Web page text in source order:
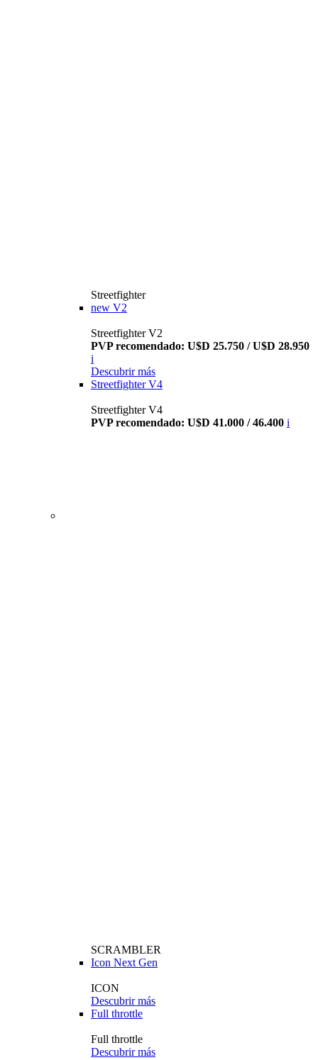
Streetfighter
new V2
Streetfighter V2
PVP recomendado: U$D 25.750 / U$D 28.950
i
Descubrir más
Streetfighter V4
Streetfighter V4
PVP recomendado: U$D 41.000 / 46.400 i
SCRAMBLER
Icon Next Gen
ICON
Descubrir más
Full throttle
Full throttle
Descubrir más